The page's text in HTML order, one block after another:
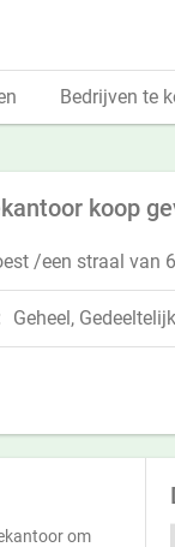
koop
/een straal van
Geheel, Gedeeltelijk
om
Bedrijven te